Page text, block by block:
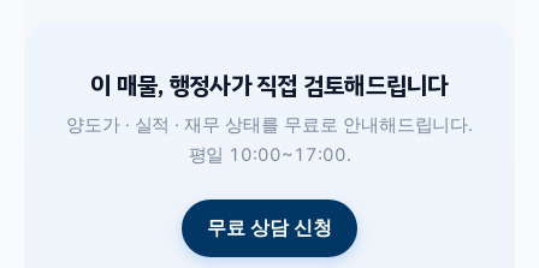
이 매물, 행정사가 직접 검토해드립니다
양도가 · 실적 · 재무 상태를 무료로 안내해드립니다.
평일 10:00~17:00.
무료 상담 신청